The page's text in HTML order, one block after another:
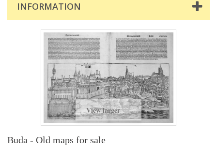
INFORMATION
View larger
Buda - Old maps for sale